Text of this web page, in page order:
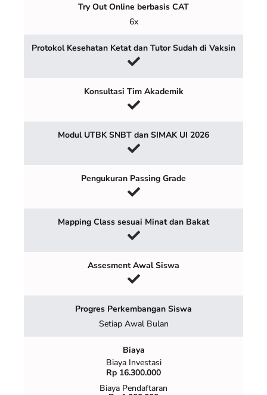
Try Out Online berbasis CAT
6x
Protokol Kesehatan Ketat dan Tutor Sudah di Vaksin
Konsultasi Tim Akademik
Modul UTBK SNBT dan SIMAK UI 2026
Pengukuran Passing Grade
Mapping Class sesuai Minat dan Bakat
Assesment Awal Siswa
Progres Perkembangan Siswa
Setiap Awal Bulan
Biaya
Biaya Investasi
Rp 16.300.000
Biaya Pendaftaran